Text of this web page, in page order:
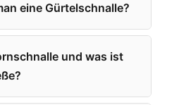
eine Gürtelschnalle?
und was ist